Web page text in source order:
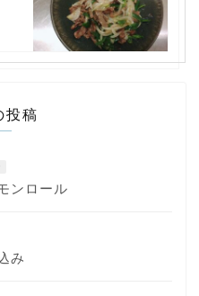
投稿
ンロール
み